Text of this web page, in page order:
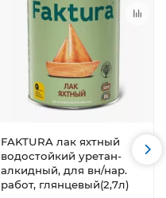
FAKTURA лак яхтный
водостойкий уретан-
алкидный, для вн/нар.
работ, глянцевый(2,7л)